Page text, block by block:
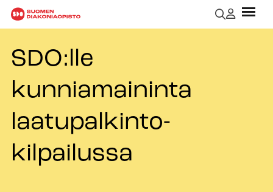
SDO:lle
kunniamaininta
laatupalkinto-
kilpailussa